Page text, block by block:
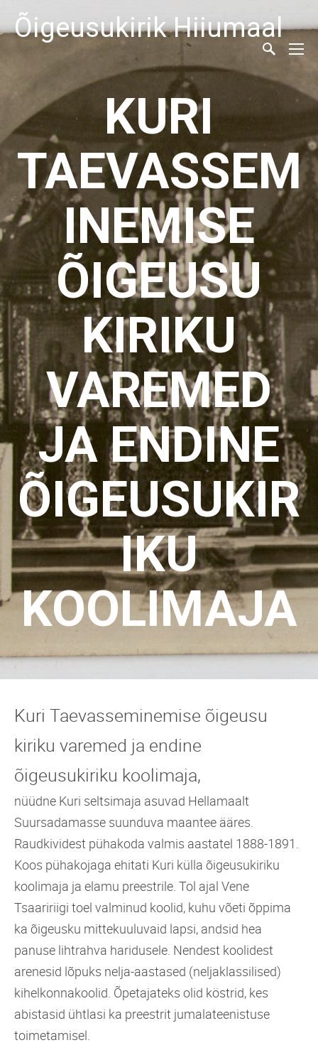
Õigeusukirik Hiiumaal
KURI
TAEVASSEM
INEMISE
ÕIGEUSU
KIRIKU
VAREMED
JA ENDINE
ÕIGEUSUKIR
IKU
KOOLIMAJA
Kuri Taevasseminemise õigeusu
kiriku varemed ja endine
õigeusukiriku koolimaja,
nüüdne Kuri seltsimaja asuvad Hellamaalt
Suursadamasse suunduva maantee ääres.
Raudkividest pühakoda valmis aastatel 1888-1891.
Koos pühakojaga ehitati Kuri külla õigeusukiriku
koolimaja ja elamu preestrile. Tol ajal Vene
Tsaaririigi toel valminud koolid, kuhu võeti õppima
ka õigeusku mittekuuluvaid lapsi, andsid hea
panuse lihtrahva haridusele. Nendest koolidest
arenesid lõpuks nelja-aastased (neljaklassilised)
kihelkonnakoolid. Õpetajateks olid köstrid, kes
abistasid ühtlasi ka preestrit jumalateenistuse
toimetamisel.